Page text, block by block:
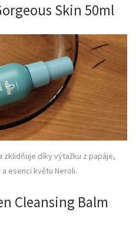
Skin 50ml
zklidňuje díky výtažku z papáje,
esenci květu Neroli.
Cleansing Balm